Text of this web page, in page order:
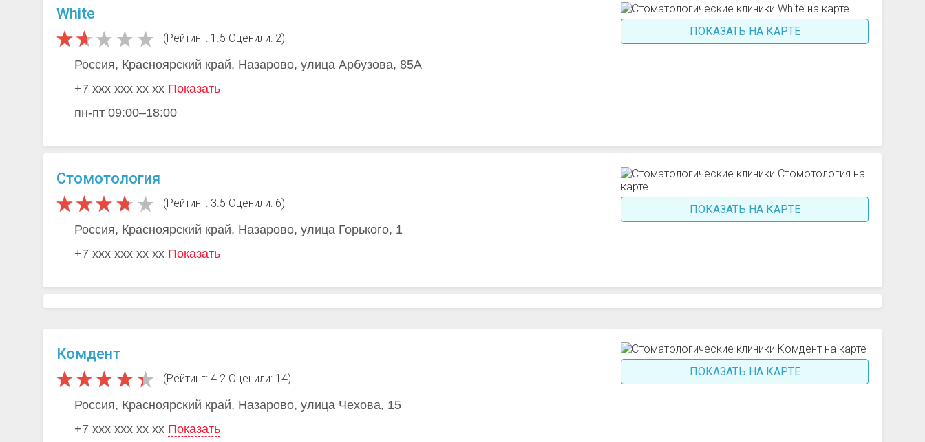
White
(Рейтинг: 1.5 Оценили: 2)
Россия, Красноярский край, Назарово, улица Арбузова, 85А
+7 xxx xxx xx xx Показать
пн-пт 09:00–18:00
ПОКАЗАТЬ НА КАРТЕ
Стомотология
(Рейтинг: 3.5 Оценили: 6)
Россия, Красноярский край, Назарово, улица Горького, 1
+7 xxx xxx xx xx Показать
ПОКАЗАТЬ НА КАРТЕ
Комдент
(Рейтинг: 4.2 Оценили: 14)
Россия, Красноярский край, Назарово, улица Чехова, 15
+7 xxx xxx xx xx Показать
ПОКАЗАТЬ НА КАРТЕ